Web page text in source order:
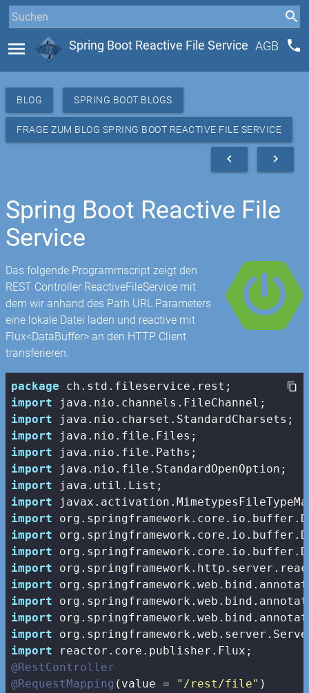
menu Spring Boot Reactive File Service AGB phone
BLOG SPRING BOOT BLOGS
FRAGE ZUM BLOG SPRING BOOT REACTIVE FILE SERVICE
navigate_next
navigate_before
Spring Boot Reactive File
Service
Das folgende Programmscript zeigt den
REST Controller ReactiveFileService mit
dem wir anhand des Path URL Parameters
eine lokale Datei laden und reactive mit
Flux<DataBuffer> an den HTTP Client
transferieren.
package
import
import
import
import
import
import
import
import
import
import
import
import
import
import
import
import
@RestController
@RequestMapping (value = "/rest/file"